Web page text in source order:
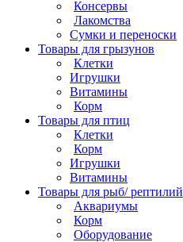
Консервы
Лакомства
Сумки и переноски
Товары для грызунов
Клетки
Игрушки
Витамины
Корм
Товары для птиц
Клетки
Корм
Игрушки
Витамины
Товары для рыб/ рептилий
Аквариумы
Корм
Оборудование